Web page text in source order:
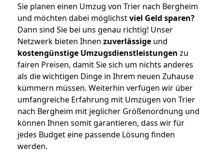
Sie planen einen Umzug von Trier nach Bergheim
und möchten dabei möglichstviel Geld sparen?
Dann sind Sie bei uns genau richtig! Unser
Netzwerk bieten Ihnen zuverlässige und
kostengünstige Umzugsdienstleistungen zu
fairen Preisen, damit Sie sich um nichts anderes
als die wichtigen Dinge in Ihrem neuen Zuhause
kümmern müssen. Weiterhin verfügen wir über
umfangreiche Erfahrung mit Umzügen von Trier
nach Bergheim mit jeglicher Größenordnung und
können Ihnen somit garantieren, dass wir für
jedes Budget eine passende Lösung finden
werden.